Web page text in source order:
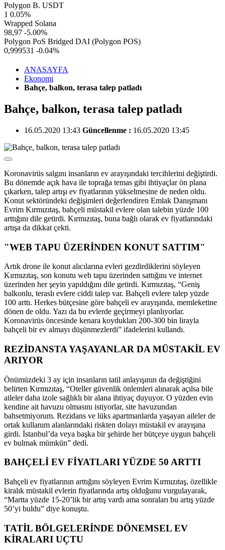
Polygon B. USDT
1 0.05%
Wrapped Solana
98,97 -5.00%
Polygon PoS Bridged DAI (Polygon POS)
0,999531 -0.04%
ANASAYFA
Ekonomi
Bahçe, balkon, terasa talep patladı
Bahçe, balkon, terasa talep patladı
16.05.2020 13:43 Güncellenme : 16.05.2020 13:45
Koronavirüs salgını insanların ev arayışındaki tercihlerini değiştirdi.
Bu dönemde açık hava ile toprağa temas gibi ihtiyaçlar ön plana
çıkarken, talep artışı ev fiyatlarının yükselmesine de neden oldu.
Konut sektöründeki değişimleri değerlendiren Emlak Danışmanı
Evrim Kırmızıtaş, bahçeli müstakil evlere olan talebin yüzde 100
arttığını dile getirdi. Kırmızıtaş, buna bağlı olarak ev fiyatlarındaki
artışa da dikkat çekti.
"WEB TAPU ÜZERİNDEN KONUT SATTIM"
Artık drone ile konut alıcılarına evleri gezdirdiklerini söyleyen
Kırmızıtaş, son konutu web tapu üzerinden sattığını ve internet
üzerinden her şeyin yapıldığını dile getirdi. Kırmızıtaş, “Geniş
balkonlu, teraslı evlere ciddi talep var. Bahçeli evlere talep yüzde
100 arttı. Herkes bütçesine göre bahçeli ev arayışında, memleketine
dönen de oldu. Yazı da bu evlerde geçirmeyi planlıyorlar.
Koronavirüs öncesinde kenara koydukları 200-300 bin lirayla
bahçeli bir ev almayı düşünmezlerdi” ifadelerini kullandı.
REZİDANSTA YAŞAYANLAR DA MÜSTAKİL EV
ARIYOR
Önümüzdeki 3 ay için insanların tatil anlayışının da değiştiğini
belirten Kırmızıtaş, “Oteller güvenlik önlemleri alınarak açılsa bile
aileler daha izole sağlıklı bir alana ihtiyaç duyuyor. O yüzden evin
kendine ait havuzu olmasını istiyorlar, site havuzundan
bahsetmiyorum. Rezidans ve lüks apartmanlarda yaşayan aileler de
ortak kullanım alanlarındaki riskten dolayı müstakil ev arayışına
girdi. İstanbul’da veya başka bir şehirde her bütçeye uygun bahçeli
ev bulmak mümkün” dedi.
BAHÇELİ EV FİYATLARI YÜZDE 50 ARTTI
Bahçeli ev fiyatlarının arttığını söyleyen Evrim Kırmızıtaş, özellikle
kiralık müstakil evlerin fiyatlarında artış olduğunu vurgulayarak,
“Martta yüzde 15-20’lik bir artış vardı ama sonraları bu artış yüzde
50’yi buldu” diye konuştu.
TATİL BÖLGELERİNDE DÖNEMSEL EV
KİRALARI UÇTU